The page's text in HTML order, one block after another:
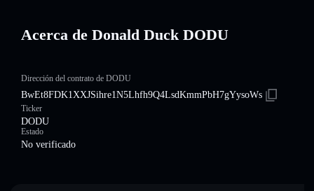
Acerca de Donald Duck DODU
Dirección del contrato de DODU
BwEt8FDK1XXJSihre1N5Lhfh9Q4LsdKmmPbH7gYysoWs
Ticker
DODU
Estado
No verificado